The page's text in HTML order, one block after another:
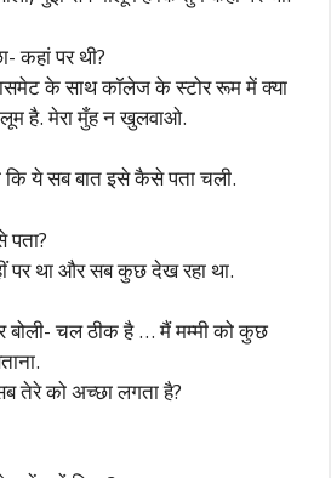
कहां पर थी?
के साथ कॉलेज के स्टोर रूम में क्या
है. मेरा मुँह न खुलवाओ.
कि ये सब बात इसे कैसे पता चली.
पर था और सब कुछ देख रहा था.
चल ठीक है … मैं मम्मी को कुछ
तेरे को अच्छा लगता है?